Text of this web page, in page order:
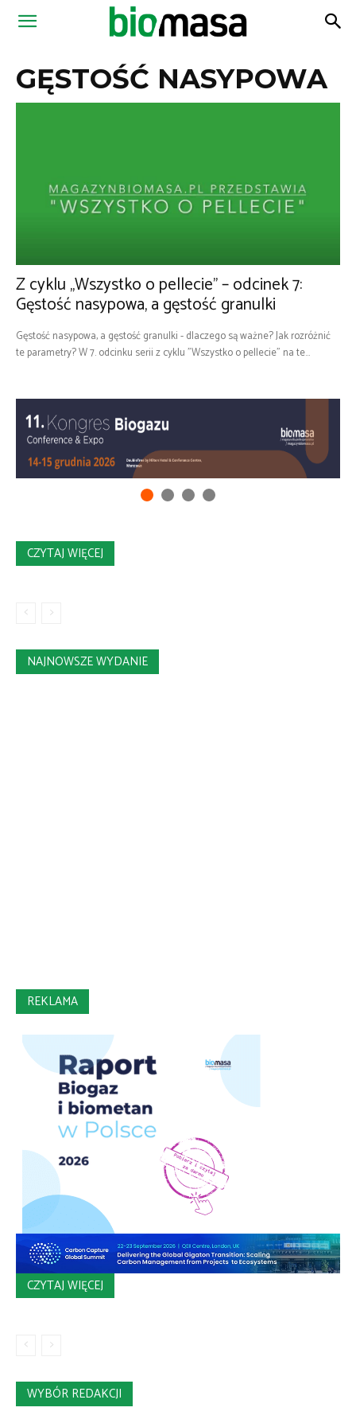
Magazyn
GĘSTOŚĆ NASYPOWA
Z cyklu „Wszystko o pellecie” – odcinek 7:
Gęstość nasypowa, a gęstość granulki
Gęstość nasypowa, a gęstość granulki - dlaczego są ważne? Jak rozróżnić
te parametry? W 7. odcinku serii z cyklu "Wszystko o pellecie" na te...
CZYTAJ WIĘCEJ
NAJNOWSZE WYDANIE
REKLAMA
CZYTAJ WIĘCEJ
WYBÓR REDAKCJI